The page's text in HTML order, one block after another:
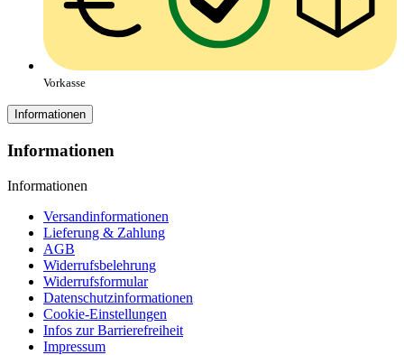
Vorkasse
Informationen
Informationen
Informationen
Versandinformationen
Lieferung & Zahlung
AGB
Widerrufsbelehrung
Widerrufsformular
Datenschutzinformationen
Cookie-Einstellungen
Infos zur Barrierefreiheit
Impressum